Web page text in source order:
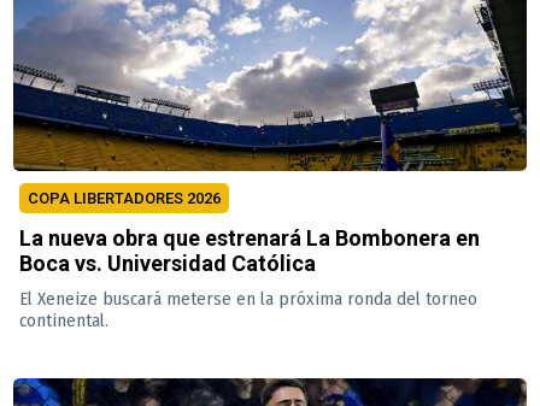
COPA LIBERTADORES 2026
La nueva obra que estrenará La Bombonera en
Boca vs. Universidad Católica
El Xeneize buscará meterse en la próxima ronda del torneo
continental.